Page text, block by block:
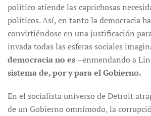
político atiende las caprichosas
políticos. Así, en tanto la democracia
convirtiéndose en una justificación
invada todas las esferas sociales
democracia no es –enmendando a
sistema de, por y para el Gobierno.
En el socialista universo de Detroit
de un Gobierno omnímodo, la